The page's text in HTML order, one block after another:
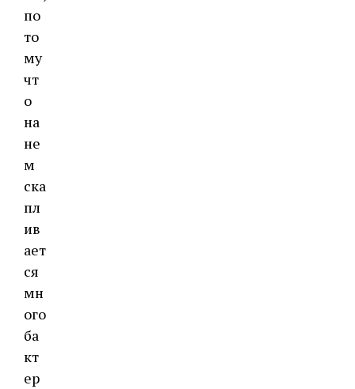
по
то
му
чт
о
на
не
м
ска
пл
ив
ает
ся
мн
ого
ба
кт
ер